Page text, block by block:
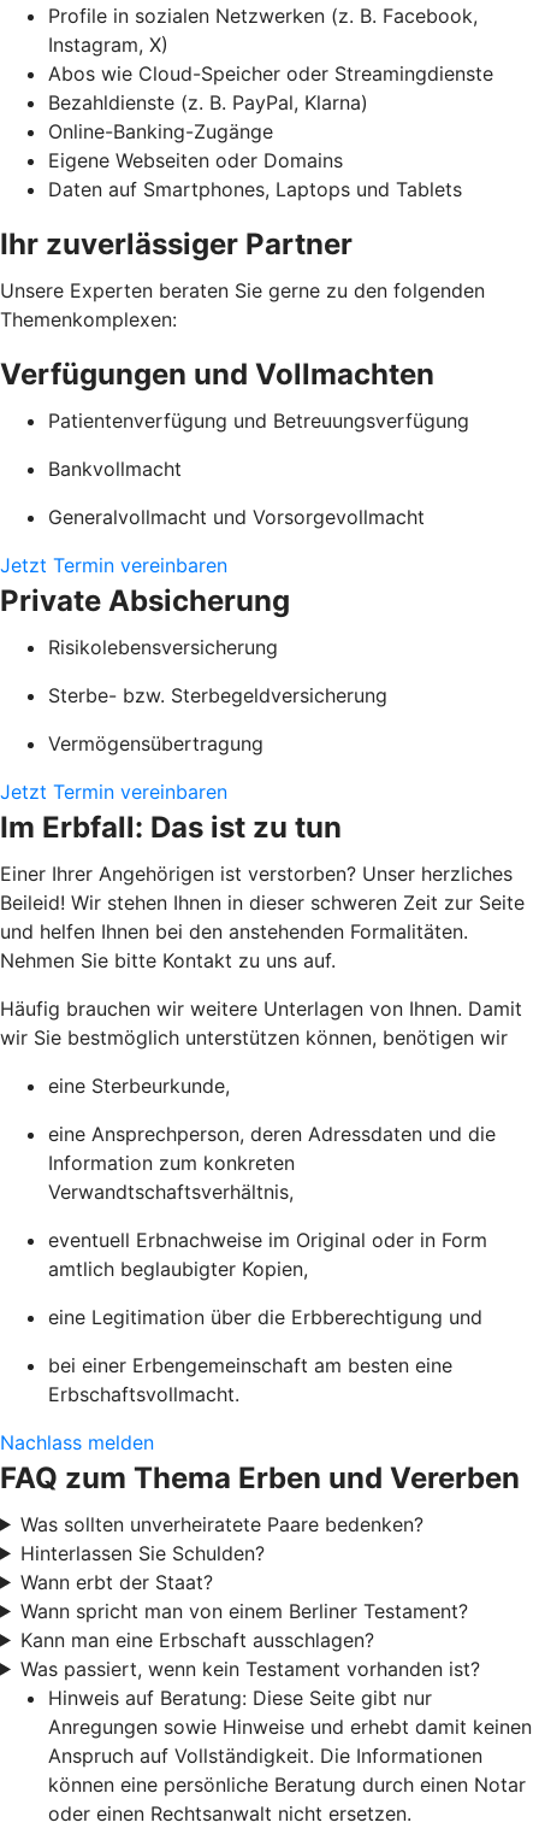
Profile in sozialen Netzwerken (z. B. Facebook,
Instagram, X)
Abos wie Cloud-Speicher oder Streamingdienste
Bezahldienste (z. B. PayPal, Klarna)
Online-Banking-Zugänge
Eigene Webseiten oder Domains
Daten auf Smartphones, Laptops und Tablets
Ihr zuverlässiger Partner
Unsere Experten beraten Sie gerne zu den folgenden
Themenkomplexen:
Verfügungen und Vollmachten
Patientenverfügung und Betreuungsverfügung
Bankvollmacht
Generalvollmacht und Vorsorgevollmacht
Jetzt Termin vereinbaren
Private Absicherung
Risikolebensversicherung
Sterbe- bzw. Sterbegeldversicherung
Vermögensübertragung
Jetzt Termin vereinbaren
Im Erbfall: Das ist zu tun
Einer Ihrer Angehörigen ist verstorben? Unser herzliches
Beileid! Wir stehen Ihnen in dieser schweren Zeit zur Seite
und helfen Ihnen bei den anstehenden Formalitäten.
Nehmen Sie bitte Kontakt zu uns auf.
Häufig brauchen wir weitere Unterlagen von Ihnen. Damit
wir Sie bestmöglich unterstützen können, benötigen wir
eine Sterbeurkunde,
eine Ansprechperson, deren Adressdaten und die
Information zum konkreten
Verwandtschaftsverhältnis,
eventuell Erbnachweise im Original oder in Form
amtlich beglaubigter Kopien,
eine Legitimation über die Erbberechtigung und
bei einer Erbengemeinschaft am besten eine
Erbschaftsvollmacht.
Nachlass melden
FAQ zum Thema Erben und Vererben
Was sollten unverheiratete Paare bedenken?
Hinterlassen Sie Schulden?
Wann erbt der Staat?
Wann spricht man von einem Berliner Testament?
Kann man eine Erbschaft ausschlagen?
Was passiert, wenn kein Testament vorhanden ist?
Hinweis auf Beratung: Diese Seite gibt nur
Anregungen sowie Hinweise und erhebt damit keinen
Anspruch auf Vollständigkeit. Die Informationen
können eine persönliche Beratung durch einen Notar
oder einen Rechtsanwalt nicht ersetzen.